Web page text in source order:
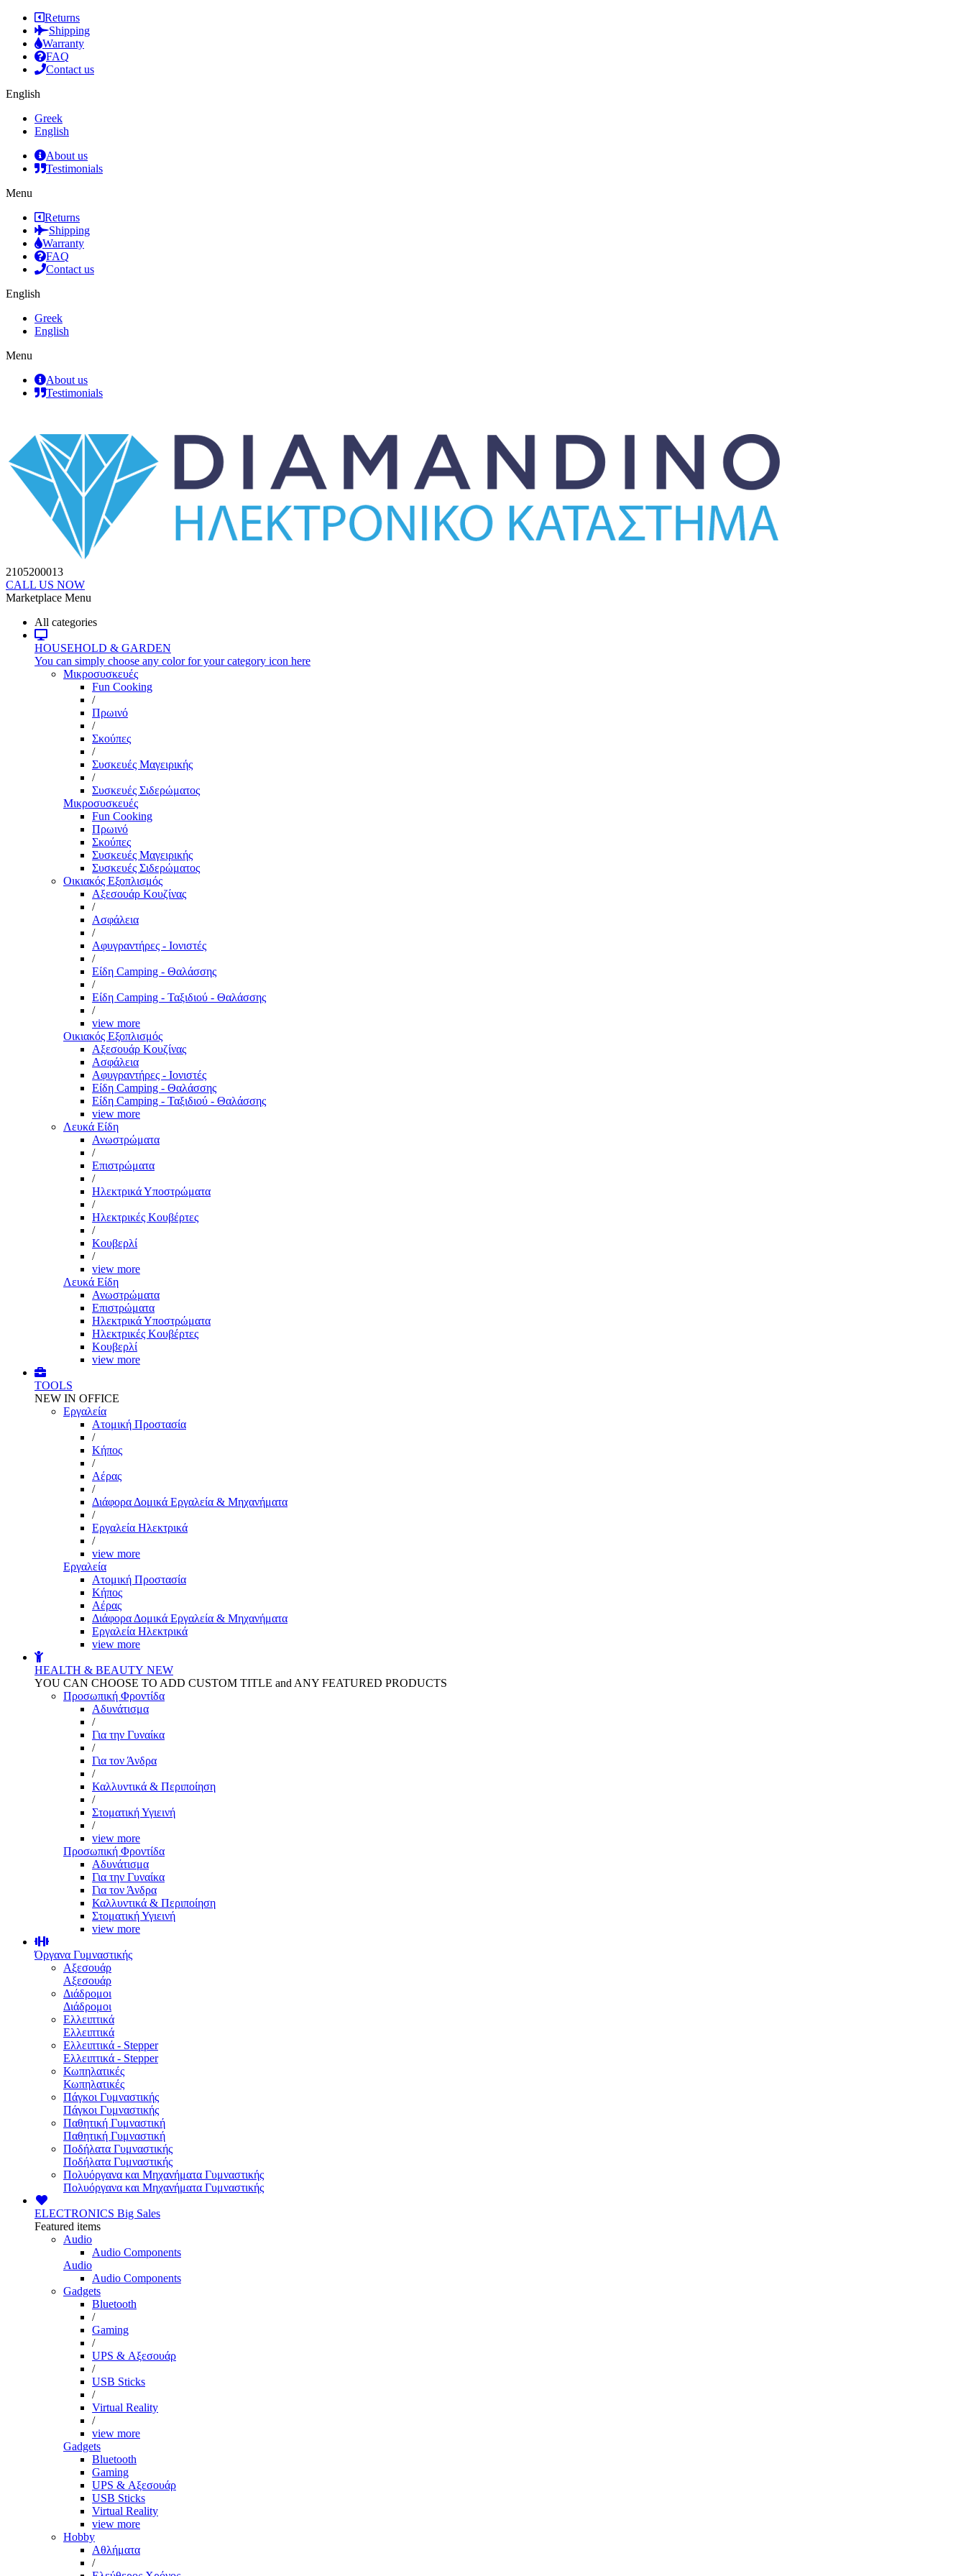
Returns
Shipping
Warranty
FAQ
Contact us
English
Greek
English
About us
Testimonials
Menu
Returns
Shipping
Warranty
FAQ
Contact us
English
Greek
English
Menu
About us
Testimonials
2105200013
CALL US NOW
Marketplace Menu
All categories
HOUSEHOLD & GARDEN
You can simply choose any color for your category icon here
Μικροσυσκευές
Fun Cooking
/
Πρωινό
/
Σκούπες
/
Συσκευές Μαγειρικής
/
Συσκευές Σιδερώματος
Μικροσυσκευές
Fun Cooking
Πρωινό
Σκούπες
Συσκευές Μαγειρικής
Συσκευές Σιδερώματος
Οικιακός Εξοπλισμός
Αξεσουάρ Κουζίνας
/
Ασφάλεια
/
Αφυγραντήρες - Ιονιστές
/
Είδη Camping - Θαλάσσης
/
Είδη Camping - Ταξιδιού - Θαλάσσης
/
view more
Οικιακός Εξοπλισμός
Αξεσουάρ Κουζίνας
Ασφάλεια
Αφυγραντήρες - Ιονιστές
Είδη Camping - Θαλάσσης
Είδη Camping - Ταξιδιού - Θαλάσσης
view more
Λευκά Είδη
Ανωστρώματα
/
Επιστρώματα
/
Ηλεκτρικά Υποστρώματα
/
Ηλεκτρικές Κουβέρτες
/
Κουβερλί
/
view more
Λευκά Είδη
Ανωστρώματα
Επιστρώματα
Ηλεκτρικά Υποστρώματα
Ηλεκτρικές Κουβέρτες
Κουβερλί
view more
TOOLS
NEW IN OFFICE
Εργαλεία
Aτομική Προστασία
/
Kήπος
/
Αέρας
/
Διάφορα Δομικά Εργαλεία & Μηχανήματα
/
Εργαλεία Ηλεκτρικά
/
view more
Εργαλεία
Aτομική Προστασία
Kήπος
Αέρας
Διάφορα Δομικά Εργαλεία & Μηχανήματα
Εργαλεία Ηλεκτρικά
view more
HEALTH & BEAUTY NEW
YOU CAN CHOOSE TO ADD CUSTOM TITLE and ANY FEATURED PRODUCTS
Προσωπική Φροντίδα
Αδυνάτισμα
/
Για την Γυναίκα
/
Για τον Άνδρα
/
Καλλυντικά & Περιποίηση
/
Στοματική Υγιεινή
/
view more
Προσωπική Φροντίδα
Αδυνάτισμα
Για την Γυναίκα
Για τον Άνδρα
Καλλυντικά & Περιποίηση
Στοματική Υγιεινή
view more
Όργανα Γυμναστικής
Αξεσουάρ
Αξεσουάρ
Διάδρομοι
Διάδρομοι
Ελλειπτικά
Ελλειπτικά
Ελλειπτικά - Stepper
Ελλειπτικά - Stepper
Κωπηλατικές
Κωπηλατικές
Πάγκοι Γυμναστικής
Πάγκοι Γυμναστικής
Παθητική Γυμναστική
Παθητική Γυμναστική
Ποδήλατα Γυμναστικής
Ποδήλατα Γυμναστικής
Πολυόργανα και Μηχανήματα Γυμναστικής
Πολυόργανα και Μηχανήματα Γυμναστικής
ELECTRONICS Big Sales
Featured items
Audio
Audio Components
Audio
Audio Components
Gadgets
Bluetooth
/
Gaming
/
UPS & Αξεσουάρ
/
USB Sticks
/
Virtual Reality
/
view more
Gadgets
Bluetooth
Gaming
UPS & Αξεσουάρ
USB Sticks
Virtual Reality
view more
Hobby
Αθλήματα
/